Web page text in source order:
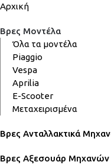
Αρχική
Βρες Μοντέλα
Όλα τα μοντέλα
Piaggio
Vespa
Aprilia
E-Scooter
Μεταχειρισμένα
Βρες Ανταλλακτικά
Βρες Αξεσουάρ Μηχανών